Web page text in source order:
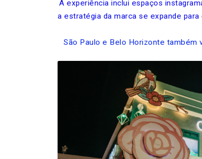
A experiência inclui espaços
a estratégia da marca se expande
São Paulo e Belo Horizonte também